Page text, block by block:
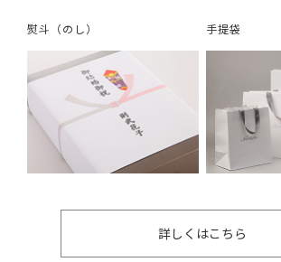
熨斗（のし） 手提袋
詳しくはこちら